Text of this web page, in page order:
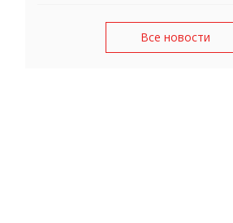
Все новости